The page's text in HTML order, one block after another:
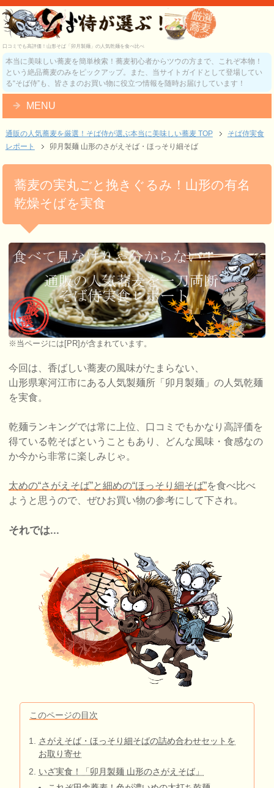
口コミでも高評価！山形そば「卯月製麺」の人気乾麺を食べ比べ
本当に美味しい蕎麦を簡単検索！蕎麦初心者からツウの方まで、これぞ本物！
という絶品蕎麦のみをピックアップ。また、当サイトガイドとして登場してい
る“そば侍”も、皆さまのお買い物に役立つ情報を随時お届けしています！
MENU
通販の人気蕎麦を厳選！そば侍が選ぶ本当に美味しい蕎麦TOP
そば侍実食
レポート
卯月製麺 山形のさがえそば・ほっそり細そば
蕎麦の実丸ごと挽きぐるみ！山形の有名
乾燥そばを実食
※当ページには[PR]が含まれています。
今回は、香ばしい蕎麦の風味がたまらない、
山形県寒河江市にある人気製麺所「卯月製麺」の人気乾麺
を実食。
乾麺ランキングでは常に上位、口コミでもかなり高評価を
得ている乾そばということもあり、どんな風味・食感なの
か今から非常に楽しみじゃ。
太めの“さがえそば”と細めの“ほっそり細そば”を食べ比べ
ようと思うので、ぜひお買い物の参考にして下され。
それでは...
このページの目次
さがえそば・ほっそり細そばの詰め合わせセットを
お取り寄せ
いざ実食！「卯月製麺 山形のさがえそば」